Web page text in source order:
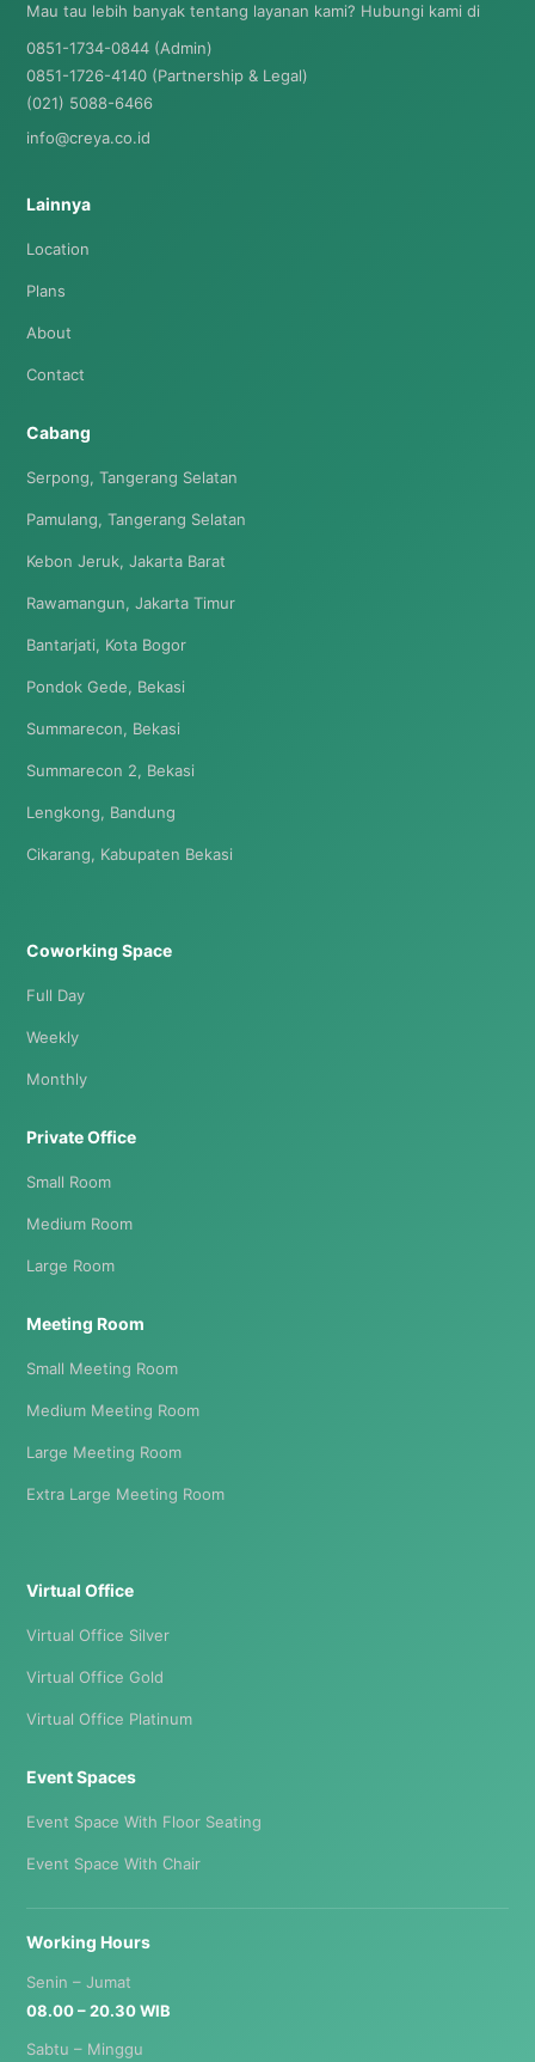
Mau tau lebih banyak tentang layanan kami? Hubungi kami di
0851-1734-0844 (Admin)
0851-1726-4140 (Partnership & Legal)
(021) 5088-6466
info@creya.co.id
Lainnya
Location
Plans
About
Contact
Cabang
Serpong, Tangerang Selatan
Pamulang, Tangerang Selatan
Kebon Jeruk, Jakarta Barat
Rawamangun, Jakarta Timur
Bantarjati, Kota Bogor
Pondok Gede, Bekasi
Summarecon, Bekasi
Summarecon 2, Bekasi
Lengkong, Bandung
Cikarang, Kabupaten Bekasi
Coworking Space
Full Day
Weekly
Monthly
Private Office
Small Room
Medium Room
Large Room
Meeting Room
Small Meeting Room
Medium Meeting Room
Large Meeting Room
Extra Large Meeting Room
Virtual Office
Virtual Office Silver
Virtual Office Gold
Virtual Office Platinum
Event Spaces
Event Space With Floor Seating
Event Space With Chair
Working Hours
Senin – Jumat
08.00 – 20.30 WIB
Sabtu – Minggu